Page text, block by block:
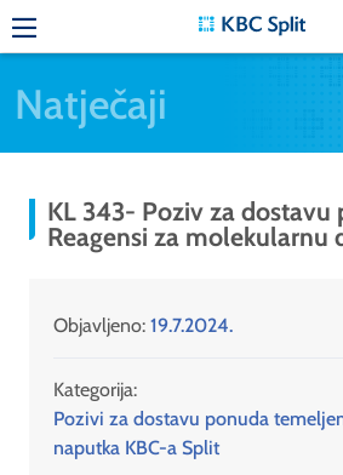
Natječaji
KL 343- Poziv za dostavu
Reagensi za molekularnu
Objavljeno: 19.7.2024.
Kategorija:
Pozivi za dostavu ponuda
naputka KBC-a Split